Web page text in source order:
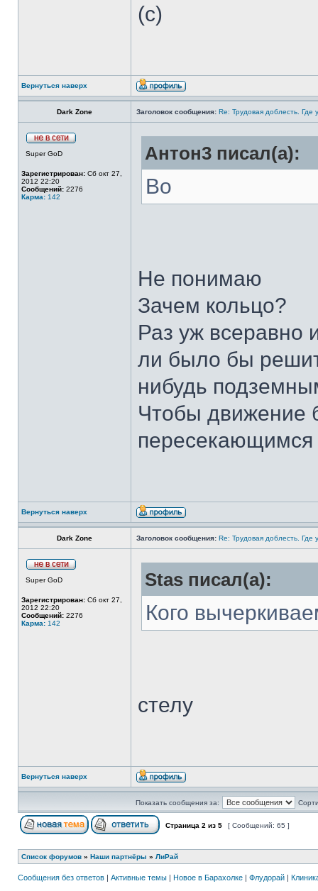
(с)
Вернуться наверх
Dark Zone Заголовок сообщения: Re: Трудовая доблесть. Где
Super GoD
Зарегистрирован: Сб окт 27,
2012 22:20
Сообщений: 2276
Карма: 142
Антон3 писал(а):
Во
Не понимаю
Зачем кольцо?
Раз уж всеравно
ли было бы
нибудь
Чтобы движение
пересекающимся
Вернуться наверх
Dark Zone Заголовок сообщения: Re: Трудовая доблесть. Где
Super GoD
Зарегистрирован: Сб окт 27,
2012 22:20
Сообщений: 2276
Карма: 142
Stas писал(а):
Кого
стелу
Вернуться наверх
Показать сообщения за:
Страница 2 из 5 [ Сообщений: 65 ]
Список форумов » Наши партнёры » ЛиРай
Сообщения без ответов | Активные темы | Новое в Барахолке | Флудорай |